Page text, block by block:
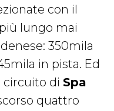
con il
lungo mai
350mila
in pista. Ed
circuito di Spa
quattro